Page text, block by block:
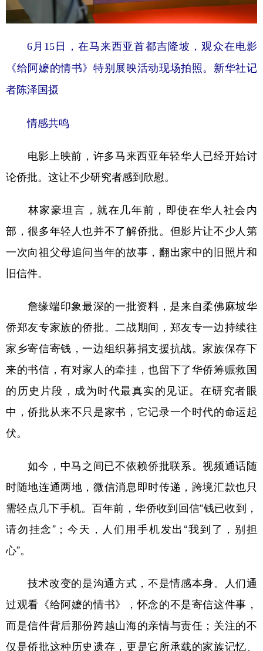
6月15日，在马来西亚首都吉隆坡，观众在电影
《给阿嬷的情书》特别展映活动现场拍照。新华社记
者陈泽国摄
情感共鸣
电影上映前，许多马来西亚年轻华人已经开始讨
论侨批。这让不少研究者感到欣慰。
林家豪坦言，就在几年前，即使在华人社会内
部，很多年轻人也并不了解侨批。但影片让不少人第
一次向祖父母追问当年的故事，翻出家中的旧照片和
旧信件。
詹缘端印象最深的一批资料，是来自柔佛麻坡华
侨郑友专家族的侨批。二战期间，郑友专一边持续往
家乡寄信寄钱，一边组织募捐支援抗战。家族保存下
来的书信，有对家人的牵挂，也留下了华侨筹赈救国
的历史片段，成为时代最真实的见证。在研究者眼
中，侨批从来不只是家书，它记录一个时代的命运起
伏。
如今，中马之间已不依赖侨批联系。视频通话随
时随地连通两地，微信消息即时传递，跨境汇款也只
需轻点几下手机。百年前，华侨收到回信“钱已收到，
请勿挂念”；今天，人们用手机发出“我到了，别担
心”。
技术改变的是沟通方式，不是情感本身。人们通
过观看《给阿嬷的情书》，怀念的不是寄信这件事，
而是信件背后那份跨越山海的亲情与责任；关注的不
仅是侨批这种历史遗存，更是它所承载的家族记忆、